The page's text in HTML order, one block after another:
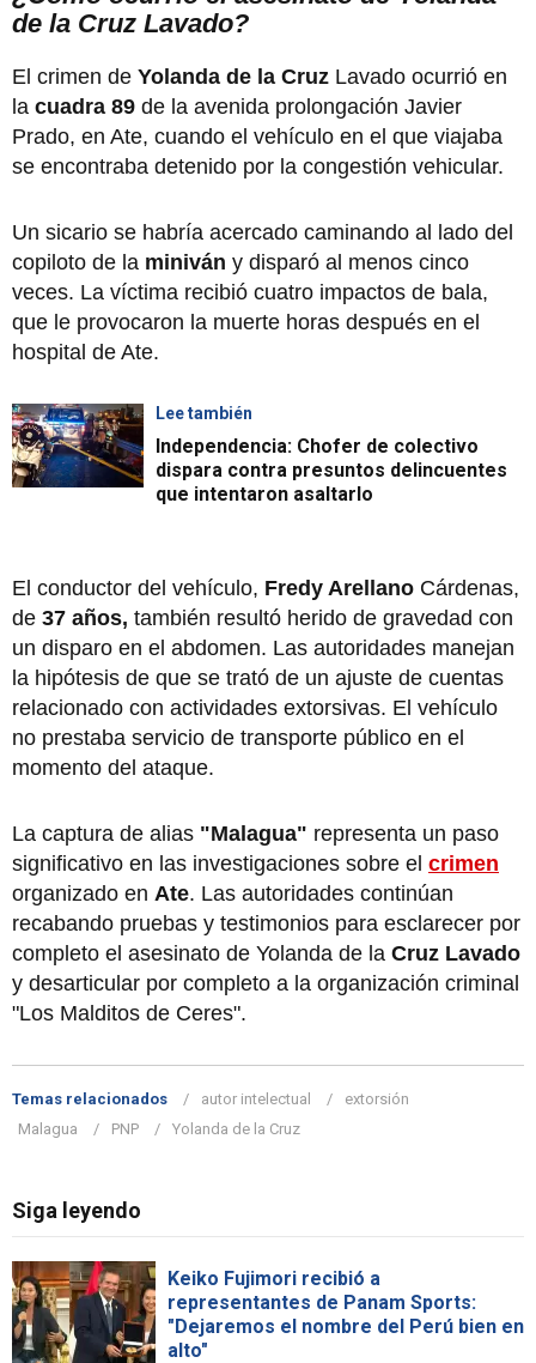
de la Cruz Lavado?
El crimen de Yolanda de la Cruz Lavado ocurrió en
la cuadra 89 de la avenida prolongación Javier
Prado, en Ate, cuando el vehículo en el que viajaba
se encontraba detenido por la congestión vehicular.
Un sicario se habría acercado caminando al lado del
copiloto de la miniván y disparó al menos cinco
veces. La víctima recibió cuatro impactos de bala,
que le provocaron la muerte horas después en el
hospital de Ate.
Lee también
Independencia: Chofer de colectivo
dispara contra presuntos delincuentes
que intentaron asaltarlo
El conductor del vehículo, Fredy Arellano Cárdenas,
de 37 años, también resultó herido de gravedad con
un disparo en el abdomen. Las autoridades manejan
la hipótesis de que se trató de un ajuste de cuentas
relacionado con actividades extorsivas. El vehículo
no prestaba servicio de transporte público en el
momento del ataque.
La captura de alias "Malagua" representa un paso
significativo en las investigaciones sobre el crimen
organizado en Ate. Las autoridades continúan
recabando pruebas y testimonios para esclarecer por
completo el asesinato de Yolanda de la Cruz Lavado
y desarticular por completo a la organización criminal
"Los Malditos de Ceres".
Temas relacionados autor intelectual
extorsión
Malagua
PNP Yolanda de la Cruz
Siga leyendo
Keiko Fujimori recibió a
representantes de Panam Sports:
"Dejaremos el nombre del Perú bien en
alto"